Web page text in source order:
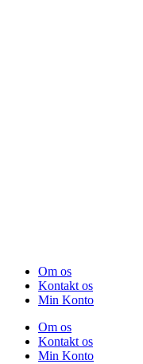
Om os
Kontakt os
Min Konto
Om os
Kontakt os
Min Konto